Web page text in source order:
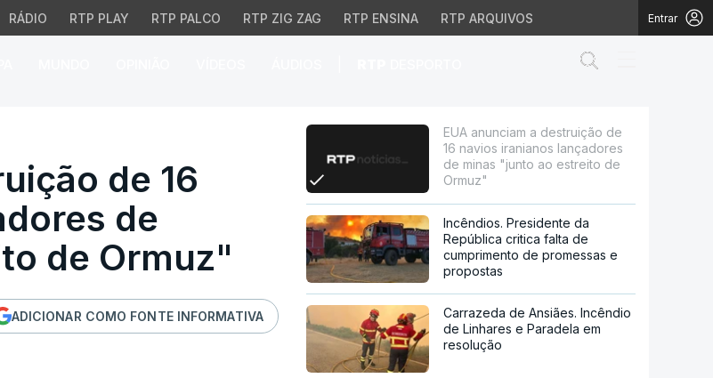
RÁDIO RTP PLAY RTP PALCO RTP ZIG ZAG RTP ENSINA RTP ARQUIVOS Entrar
de 16 navios iranianos lançadores
de 16
de
de Ormuz"
ADICIONAR COMO FONTE INFORMATIVA
EUA anunciam a destruição de
16 navios iranianos lançadores
de minas "junto ao estreito de
Ormuz"
Incêndios. Presidente da
República critica falta de
cumprimento de promessas e
propostas
Carrazeda de Ansiães. Incêndio
de Linhares e Paradela em
resolução